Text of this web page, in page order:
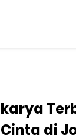
karya
Cinta di